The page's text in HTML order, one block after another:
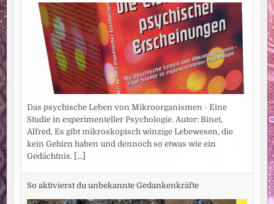
Das psychische Leben von Mikroorganismen - Eine
Studie in experimenteller Psychologie. Autor: Binet,
Alfred. Es gibt mikroskopisch winzige Lebewesen, die
kein Gehirn haben und dennoch so etwas wie ein
Gedächtnis. [...]
So aktivierst du unbekannte Gedankenkräfte